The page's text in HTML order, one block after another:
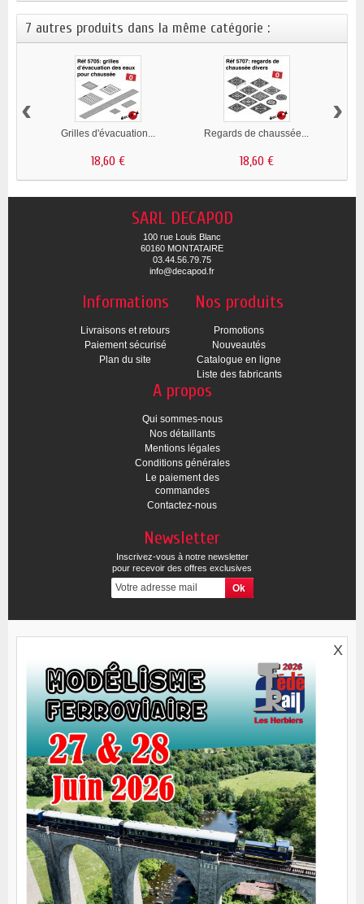
7 autres produits dans la même catégorie :
Grilles d'évacuation...
18,60 €
Regards de chaussée...
18,60 €
‹ ›
SARL DECAPOD
100 rue Louis Blanc
60160 MONTATAIRE
03.44.56.79.75
info@decapod.fr
Informations
Livraisons et retours
Paiement sécurisé
Plan du site
Nos produits
Promotions
Nouveautés
Catalogue en ligne
Liste des fabricants
A propos
Qui sommes-nous
Nos détaillants
Mentions légales
Conditions générales
Le paiement des
commandes
Contactez-nous
Newsletter
Inscrivez-vous à notre newsletter
pour recevoir des offres exclusives
X